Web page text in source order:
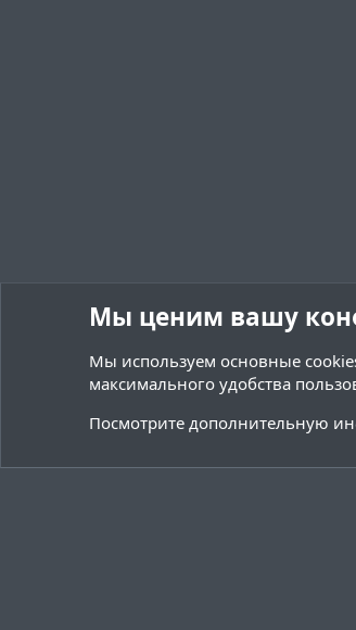
Управление сервером
Мы ценим вашу
Мы используем основные
максимального удобства
Посмотрите дополнительную